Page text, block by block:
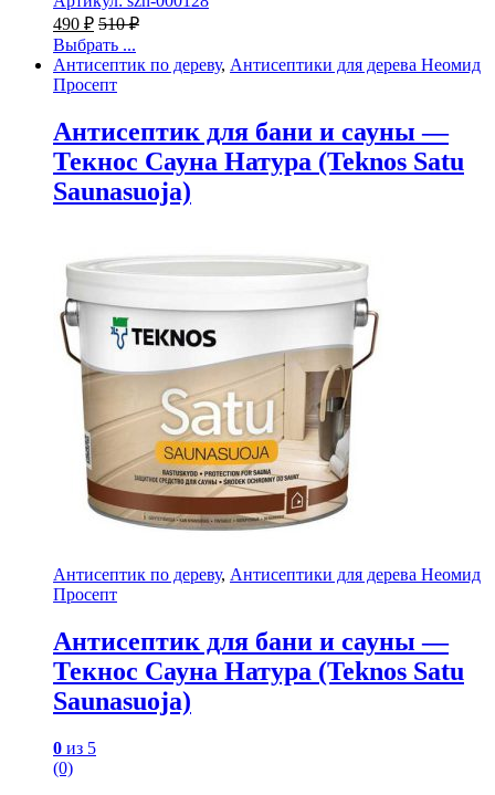
490 ₽ 510₽
Выбрать ...
Антисептик по дереву, Антисептики для дерева Неомид
Просепт
Антисептик для бани и сауны —
Текнос Сауна Натура (Teknos Satu
Saunasuoja)
Антисептик по дереву, Антисептики для дерева Неомид
Просепт
Антисептик для бани и сауны —
Текнос Сауна Натура (Teknos Satu
Saunasuoja)
0 из 5
(0)